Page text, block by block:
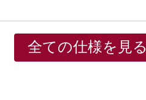
全ての仕様を見る